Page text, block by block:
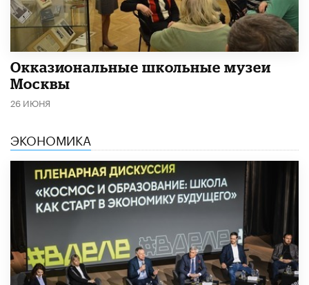
​Окказиональные школьные музеи
Москвы
26 ИЮНЯ
ЭКОНОМИКА